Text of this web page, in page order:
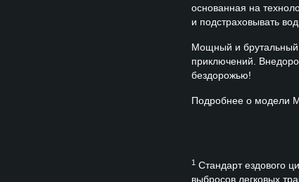
основанная на
и подстраховывать
Мощный и брутальный
приключений.
бездорожью!
Подробнее о модели
1 Стандарт ездового
выбросов легковых